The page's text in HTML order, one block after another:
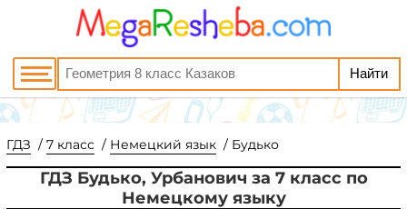
ГДЗ 7 класс Немецкий язык Будько
ГДЗ Будько, Урбанович за 7 класс по
Немецкому языку